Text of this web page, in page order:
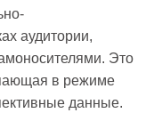
аудитории,
Это
в режиме
данные.